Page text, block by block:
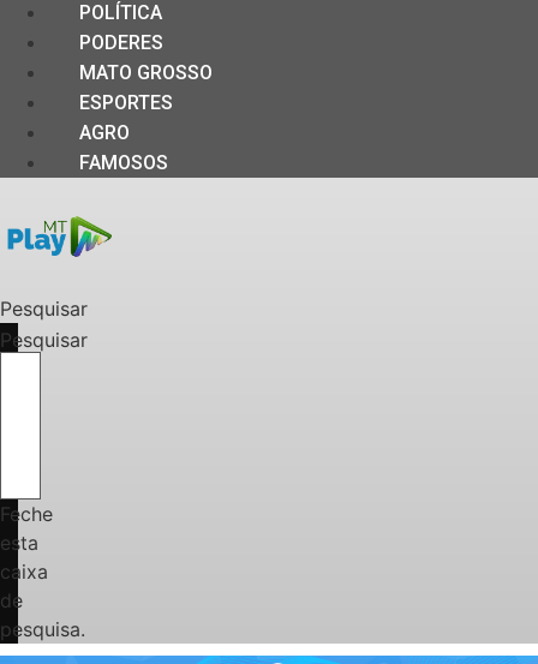
POLÍTICA
PODERES
MATO GROSSO
ESPORTES
AGRO
FAMOSOS
Pesquisar
Pesquisar
Feche
esta
caixa
de
pesquisa.